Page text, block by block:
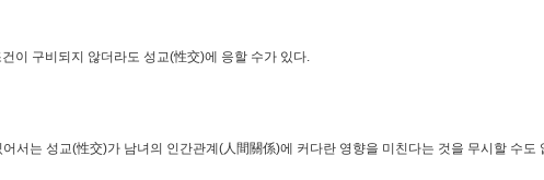
이 구비되지 않더라도 성교(性交)에 응할 수가 있다.
서는 성교(性交)가 남녀의 인간관계(人間關係)에 커다란 영향을 미친다는 것을 무시할 수도